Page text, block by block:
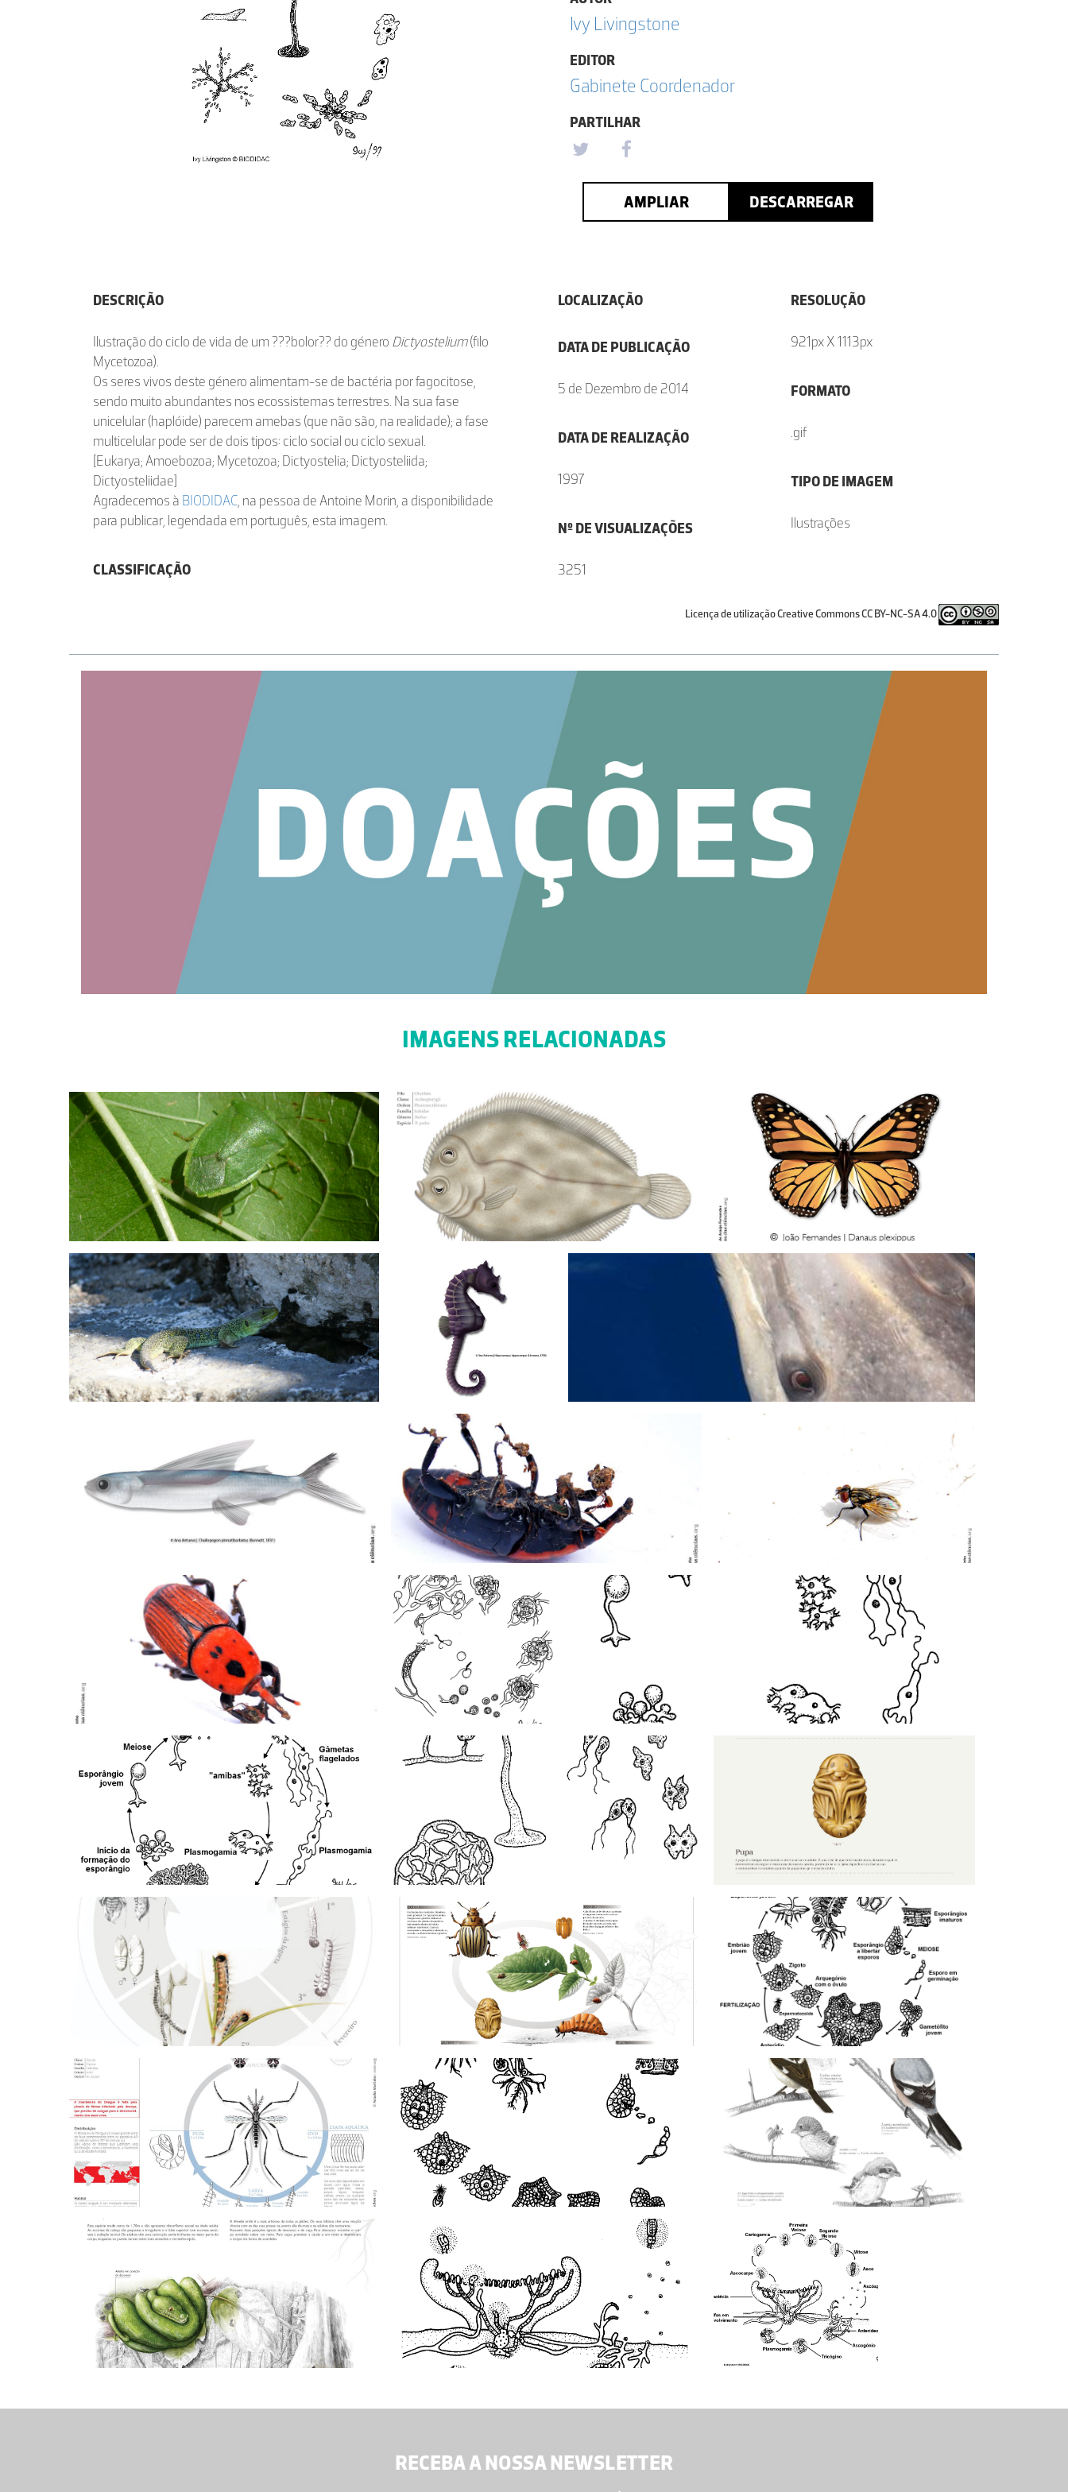
Ivy Livingstone
EDITOR
Gabinete Coordenador
PARTILHAR
AMPLIAR DESCARREGAR
DESCRIÇÃO
Ilustração do ciclo de vida de um ???bolor?? do género Dictyostelium(filo
Mycetozoa).
Os seres vivos deste género alimentam-se de bactéria por fagocitose,
sendo muito abundantes nos ecossistemas terrestres. Na sua fase
unicelular (haplóide) parecem amebas (que não são, na realidade); a fase
multicelular pode ser de dois tipos: ciclo social ou ciclo sexual.
[Eukarya; Amoebozoa; Mycetozoa; Dictyostelia; Dictyosteliida;
Dictyosteliidae]
Agradecemos à BIODIDAC, na pessoa de Antoine Morin, a disponibilidade
para publicar, legendada em português, esta imagem.
CLASSIFICAÇÃO
LOCALIZAÇÃO
DATA DE PUBLICAÇÃO
5 de Dezembro de 2014
DATA DE REALIZAÇÃO
1997
Nº DE VISUALIZAÇÕES
3251
RESOLUÇÃO
921px X 1113px
FORMATO
.gif
TIPO DE IMAGEM
Ilustrações
Licença de utilização Creative Commons CC BY-NC-SA 4.0
IMAGENS RELACIONADAS
RECEBA A NOSSA NEWSLETTER